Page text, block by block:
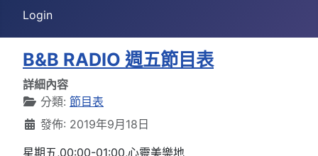
Login
B&B RADIO 週五節目表
詳細內容
分類: 節目表
發佈: 2019年9月18日
星期五,00:00-01:00,心靈美樂地